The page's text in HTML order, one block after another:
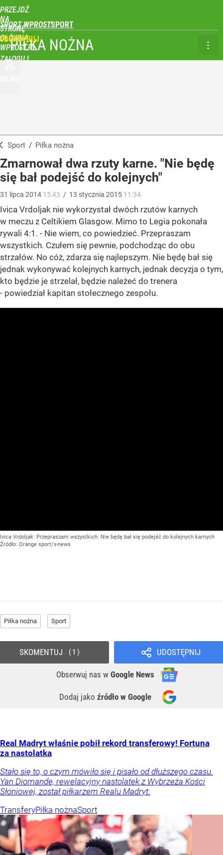
PRZEJDŹ
NA
STRONĘ
GŁÓWNĄ
WPROST.PL
SPORT WPROST
ZALOGUJ
PIŁKA NOŻNA
Sport / Piłka nożna
Zmarnował dwa rzuty karne. "Nie będę
się bał podejść do kolejnych"
31 lipca 2014 15:43 / 13 stycznia 2015 11:34
Ivica Vrdoljak nie wykorzystał dwóch rzutów karnych
w meczu z Celtikiem Glasgow. Mimo to Legia pokonała
rywali 4:1. - Nie wiem, co powiedzieć. Przepraszam
wszystkich. Czułem się pewnie, podchodząc do obu
strzałów. No cóż, zdarza się najlepszym. Nie będę bał się
jednak wykonywać kolejnych karnych, jednak decyzja o tym,
kto będzie je strzelał, będzie należeć do trenera
- powiedział kapitan stołecznego zespołu.
Ivica Vrdoljak: Przepraszam wszystkich. Nie będę bał się podejść do kolejnych karnych
Źródło: Orange sport/x-news
Piłka nożna Sport
UDOSTĘPNIJ
Obserwuj nas w Google News
Dodaj jako źródło w Google
SKOMENTUJ 1
Real Madryt właśnie pobił rekord transferowy! Fortuna
za nastolatka
Stało się to, o czym mówiło się i pisało od dłuższego czasu.
Yan Diomande, rewelacyjny nastolatek z Wybrzeża Kości
Słoniowej, został piłkarzem Realu Madryt.
TransferyPiłka nożnaSport